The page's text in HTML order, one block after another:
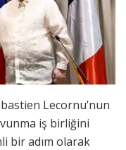
Lecornu’nun
iş birliğini
bir adım olarak